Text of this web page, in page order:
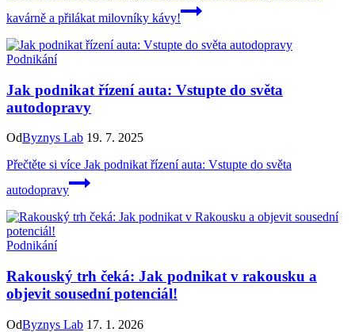
kavárně a přilákat milovníky kávy!
Podnikání
Jak podnikat řízení auta: Vstupte do světa
autodopravy
OdByznys Lab 19. 7. 2025
Přečtěte si více Jak podnikat řízení auta: Vstupte do světa
autodopravy
Podnikání
Rakouský trh čeká: Jak podnikat v rakousku a
objevit sousední potenciál!
OdByznys Lab 17. 1. 2026